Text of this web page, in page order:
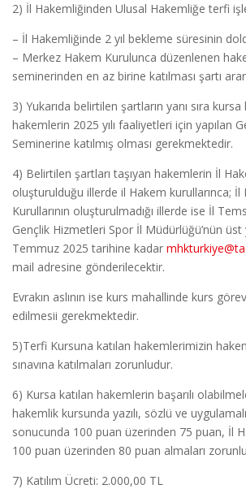
2) İl Hakemliğinden Ulusal Hakemliğe terfi
– İl Hakemliğinde 2 yıl bekleme süresinin
– Merkez Hakem Kurulunca düzenlenen
seminerinden en az birine katılması şartı
3) Yukarıda belirtilen şartların yanı sıra kursa
hakemlerin 2025 yılı faaliyetleri için yapılan
Seminerine katılmış olması gerekmektedir.
4) Belirtilen şartları taşıyan hakemlerin İl
oluşturulduğu illerde il Hakem kurullarınca; İl
Kurullarının oluşturulmadığı illerde ise İl
Gençlik Hizmetleri Spor İl Müdürlüğü’nün üst
Temmuz 2025 tarihine kadar
mail adresine gönderilecektir.
Evrakın aslının ise kurs mahallinde kurs
edilmesii gerekmektedir.
5)Terfi Kursuna katılan hakemlerimizin
sınavına katılmaları zorunludur.
6) Kursa katılan hakemlerin başarılı
hakemlik kursunda yazılı, sözlü ve
sonucunda 100 puan üzerinden 75 puan, İl
100 puan üzerinden 80 puan almaları
7) Katılım Ücreti: 2.000,00 TL